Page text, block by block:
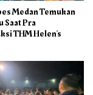
Medan Temukan
Saat Pra
THM Helen’s